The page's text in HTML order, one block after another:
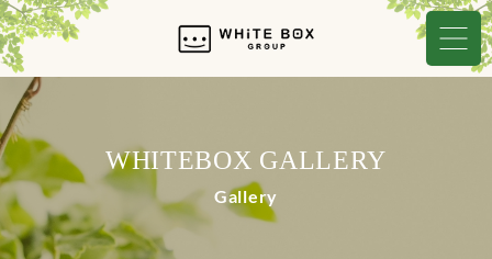
WHITEBOX GALLERY
Gallery